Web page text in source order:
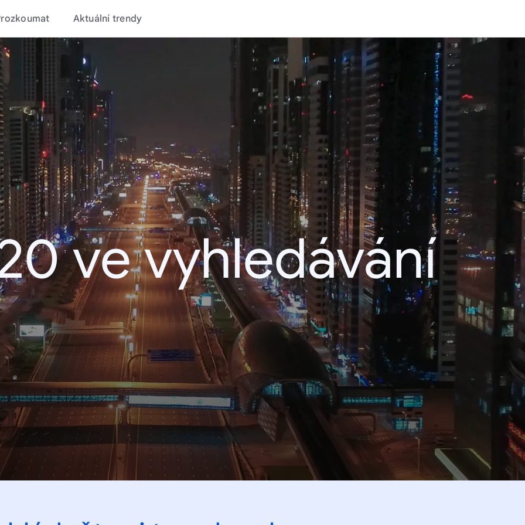
Aktuální trendy
ve vyhledávání